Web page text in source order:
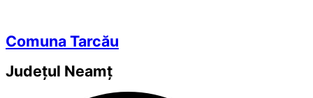
Comuna Tarcău
Județul Neamț